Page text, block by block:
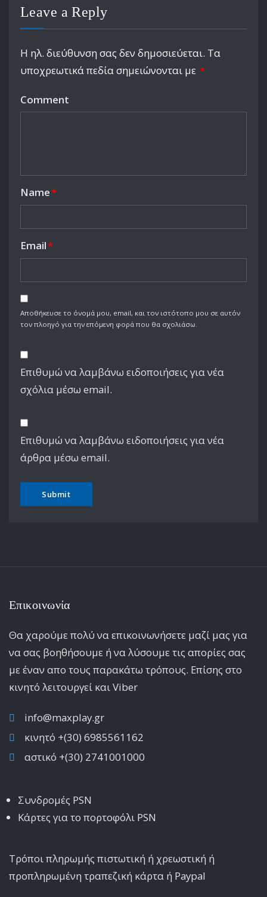
Leave a Reply
Η ηλ. διεύθυνση σας δεν δημοσιεύεται. Τα
υποχρεωτικά πεδία σημειώνονται με *
Comment
Name*
Email*
Αποθήκευσε το όνομά μου, email, και τον ιστότοπο μου σε αυτόν
τον πλοηγό για την επόμενη φορά που θα σχολιάσω.
Επιθυμώ να λαμβάνω ειδοποιήσεις για νέα
σχόλια μέσω email.
Επιθυμώ να λαμβάνω ειδοποιήσεις για νέα
άρθρα μέσω email.
Επικοινωνία
Θα χαρούμε πολύ να επικοινωνήσετε μαζί μας για
να σας βοηθήσουμε ή να λύσουμε τις απορίες σας
με έναν απο τους παρακάτω τρόπους. Επίσης στο
κινητό λειτoυργεί και Viber
info@maxplay.gr
κινητό +(30) 6985561162
αστικό +(30) 2741001000
Συνδρομές PSN
Κάρτες για το πορτοφόλι PSN
Τρόποι πληρωμής πιστωτική ή χρεωστική ή
προπληρωμένη τραπεζική κάρτα ή Paypal